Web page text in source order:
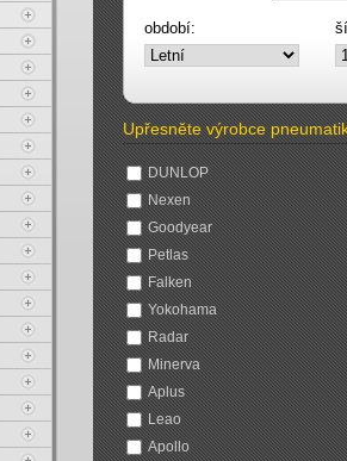
období:
Upřesněte výrobce
DUNLOP
Nexen
Goodyear
Petlas
Falken
Yokohama
Radar
Minerva
Aplus
Leao
Apollo